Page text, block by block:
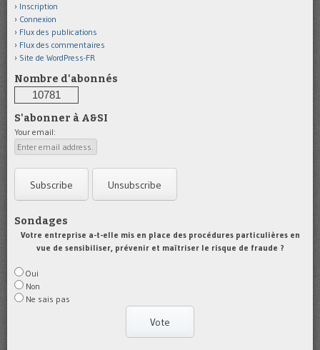
Inscription
Connexion
Flux des publications
Flux des commentaires
Site de WordPress-FR
Nombre d'abonnés
10781
S'abonner à A&SI
Your email:
Sondages
Votre entreprise a-t-elle mis en place des procédures particulières en
vue de sensibiliser, prévenir et maîtriser le risque de fraude ?
Oui
Non
Ne sais pas